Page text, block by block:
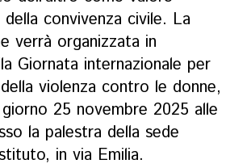
convivenza civile. La
verrà organizzata in
Giornata internazionale per
della violenza contro le donne,
25 novembre 2025 alle
la palestra della sede
in via Emilia.